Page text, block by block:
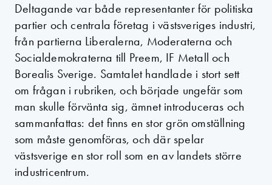
Deltagande var både representanter för politiska
partier och centrala företag i västsveriges industri,
från partierna Liberalerna, Moderaterna och
Socialdemokraterna till Preem, IF Metall och
Borealis Sverige. Samtalet handlade i stort sett
om frågan i rubriken, och började ungefär som
man skulle förvänta sig, ämnet introduceras och
sammanfattas: det finns en stor grön omställning
som måste genomföras, och där spelar
västsverige en stor roll som en av landets större
industricentrum.